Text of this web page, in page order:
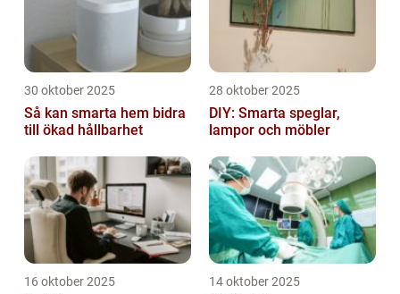
30 oktober 2025
Så kan smarta hem bidra
till ökad hållbarhet
28 oktober 2025
DIY: Smarta speglar,
lampor och möbler
16 oktober 2025 14 oktober 2025